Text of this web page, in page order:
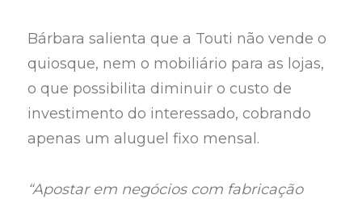
Bárbara salienta que a Touti não vende o
quiosque, nem o mobiliário para as lojas,
o que possibilita diminuir o custo de
investimento do interessado, cobrando
apenas um aluguel fixo mensal.
“Apostar em negócios com fabricação